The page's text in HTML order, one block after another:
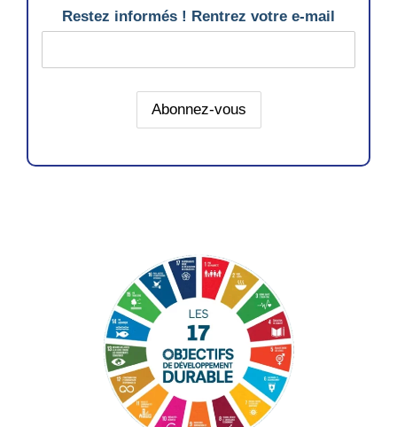
Restez informés ! Rentrez votre e-mail